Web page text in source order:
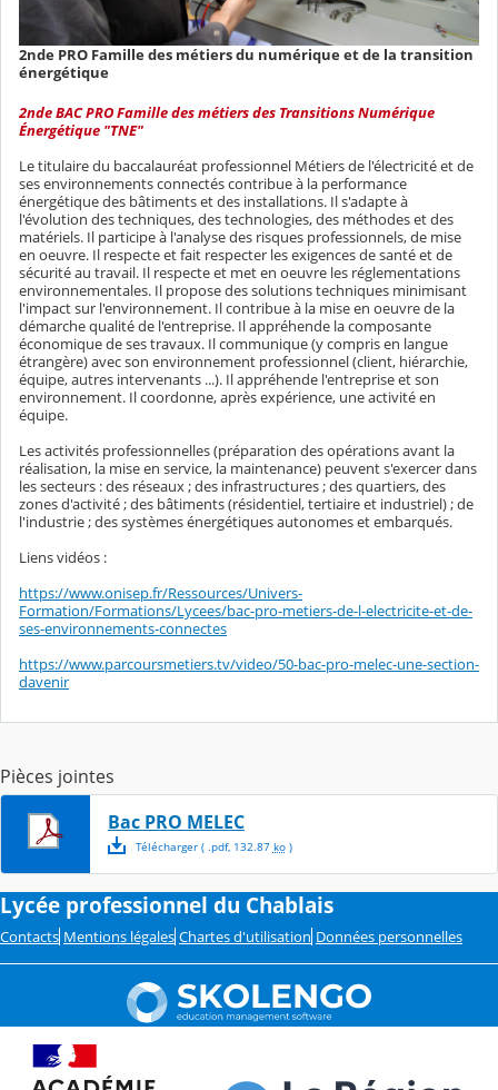
2nde PRO Famille des métiers du numérique et de la transition
énergétique
2nde BAC PRO Famille des métiers des Transitions Numérique
Énergétique "TNE"
Le titulaire du baccalauréat professionnel Métiers de l'électricité et de
ses environnements connectés contribue à la performance
énergétique des bâtiments et des installations. Il s'adapte à
l'évolution des techniques, des technologies, des méthodes et des
matériels. Il participe à l'analyse des risques professionnels, de mise
en oeuvre. Il respecte et fait respecter les exigences de santé et de
sécurité au travail. Il respecte et met en oeuvre les réglementations
environnementales. Il propose des solutions techniques minimisant
l'impact sur l'environnement. Il contribue à la mise en oeuvre de la
démarche qualité de l'entreprise. Il appréhende la composante
économique de ses travaux. Il communique (y compris en langue
étrangère) avec son environnement professionnel (client, hiérarchie,
équipe, autres intervenants ...). Il appréhende l'entreprise et son
environnement. Il coordonne, après expérience, une activité en
équipe.
Les activités professionnelles (préparation des opérations avant la
réalisation, la mise en service, la maintenance) peuvent s'exercer dans
les secteurs : des réseaux ; des infrastructures ; des quartiers, des
zones d'activité ; des bâtiments (résidentiel, tertiaire et industriel) ; de
l'industrie ; des systèmes énergétiques autonomes et embarqués.
Liens vidéos :
https://www.onisep.fr/Ressources/Univers-
Formation/Formations/Lycees/bac-pro-metiers-de-l-electricite-et-de-
ses-environnements-connectes
https://www.parcoursmetiers.tv/video/50-bac-pro-melec-une-section-
davenir
Pièces jointes
Bac PRO MELEC
Télécharger( .pdf, 132.87 ko)
Lycée professionnel du Chablais
Contacts Mentions légales Chartes d'utilisation Données personnelles